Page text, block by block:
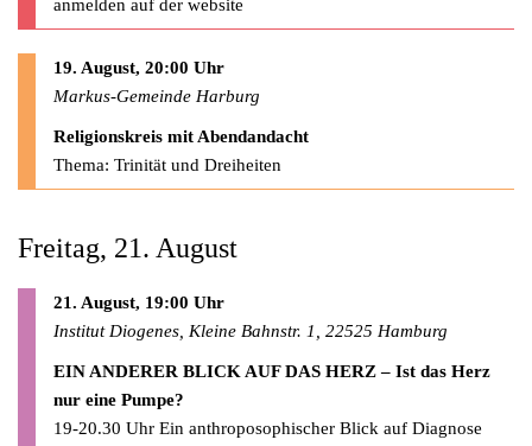
anmelden auf der website
19. August, 20:00 Uhr
Markus-Gemeinde Harburg
Religionskreis mit Abendandacht
Thema: Trinität und Dreiheiten
Freitag, 21. August
21. August, 19:00 Uhr
Institut Diogenes, Kleine Bahnstr. 1, 22525 Hamburg
EIN ANDERER BLICK AUF DAS HERZ – Ist das Herz
nur eine Pumpe?
19-20.30 Uhr Ein anthroposophischer Blick auf Diagnose